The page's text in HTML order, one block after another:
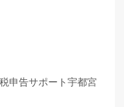
申告サポート宇都宮